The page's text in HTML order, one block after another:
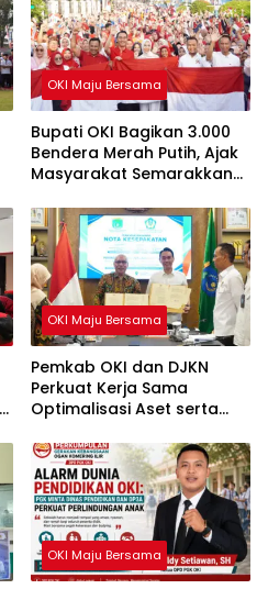
OKI Maju Bersama
Bupati OKI Bagikan 3.000
Bendera Merah Putih, Ajak
Masyarakat Semarakkan
OKI Maju Bersama
Pemkab OKI dan DJKN
Perkuat Kerja Sama
Optimalisasi Aset serta
OKI Maju Bersama